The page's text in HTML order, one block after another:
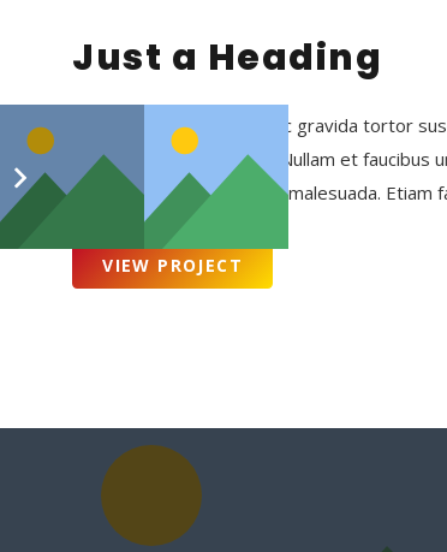
Just a Heading
Ut tempor lacinia purus, ac gravida tortor
sapien ornare imperdiet. Nullam et faucibus
dapibus nisi blandit augue malesuada. Etiam
VIEW PROJECT